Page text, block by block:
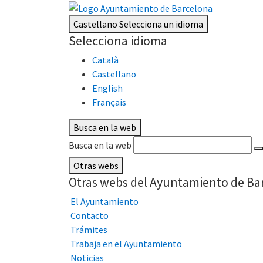
Castellano Selecciona un idioma
Selecciona idioma
Català
Castellano
English
Français
Busca en la web
Busca en la web
Otras webs
Otras webs del Ayuntamiento de
El Ayuntamiento
Contacto
Trámites
Trabaja en el Ayuntamiento
Noticias